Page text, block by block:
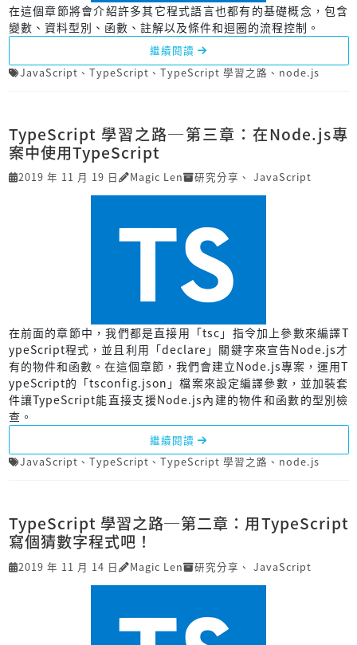
在這個章節將會介紹許多其它程式語言也都有的基礎概念，包含
變數、資料型別、函數、註解以及條件和迴圈的流程控制。
繼續閱讀
JavaScript 、 TypeScript 、 TypeScript 學習之路 、 node.js
TypeScript 學習之路─第三章：在Node.js專
案中使用TypeScript
2019 年 11 月 19 日 Magic Len 研究分享 、 JavaScript
在前面的章節中，我們都是直接用「tsc」指令加上參數來編譯T
ypeScript程式，並且利用「declare」關鍵字來宣告Node.js才
有的物件和函數。在這個章節，我們會建立Node.js專案，運用T
ypeScript的「tsconfig.json」檔案來設定編譯參數，並加裝套
件讓TypeScript能直接支援Node.js內建的物件和函數的型別檢
查。
繼續閱讀
JavaScript 、 TypeScript 、 TypeScript 學習之路 、 node.js
TypeScript 學習之路─第二章：用TypeScript
寫個猜數字程式吧！
2019 年 11 月 14 日 Magic Len 研究分享 、 JavaScript